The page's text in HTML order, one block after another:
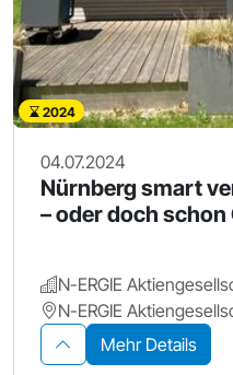
2024
04.07.2024
Nürnberg smart
– oder doch
N-ERGIE
N-ERGIE
Mehr Details